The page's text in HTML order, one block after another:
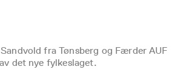
fra Tønsberg og Færder AUF
det nye fylkeslaget.